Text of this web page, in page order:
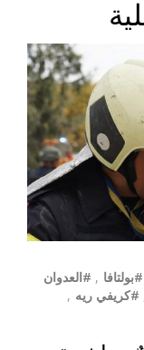
#بولتافا , #العدوان
#كريفي ريه ,